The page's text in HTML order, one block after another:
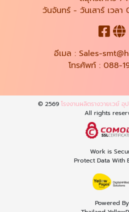
วันจันทร์ - วันเสาร์ เวล
อีเมล : Sales-
โทรศัพท์ : 088-
© 2569 โรงงานผลิตรางวายเวย์
All rights
Work is
Protect Data With
Powered By